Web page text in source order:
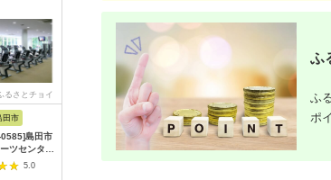
るさとチョイ
田市
島田市
ツセンター
12枚綴り
トレーニン
5.0
出典：ふるなび
愛媛県 松山市
【 愛媛県 松山市 】道
後プリンスホテル 宿
泊補助券 15000円分 |
出典：ふるさとチョイ
石川県 金沢市
FABRIC TOKYO オー
ダーセットアップお仕
立て券 95,000円相当
ふ
ふ
ポ